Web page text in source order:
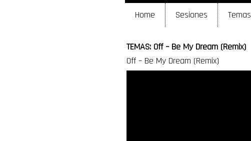
Home Sesiones Temas
TEMAS: Off – Be My Dream (Remix)
Off – Be My Dream (Remix)